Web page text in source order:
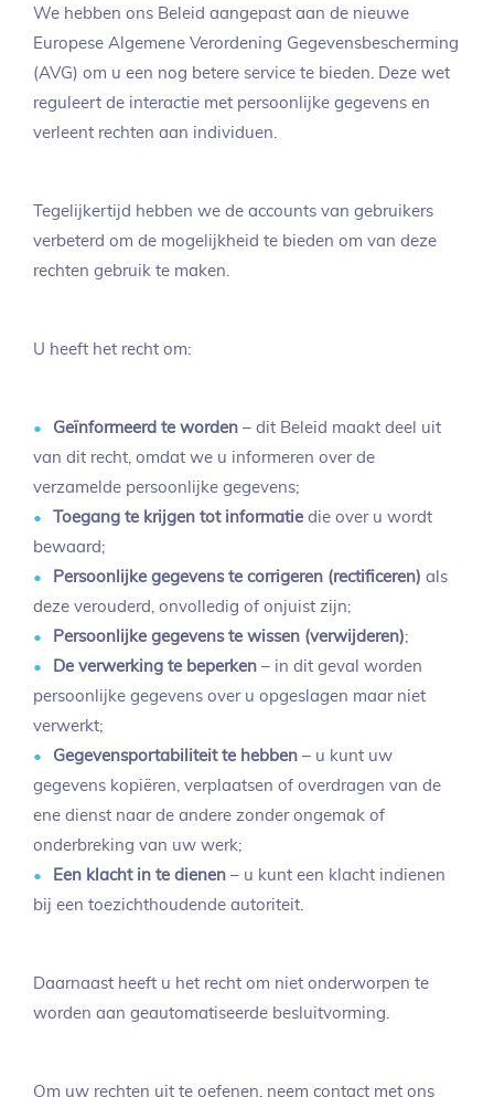
We hebben ons Beleid aangepast aan de nieuwe
Europese Algemene Verordening Gegevensbescherming
(AVG) om u een nog betere service te bieden. Deze wet
reguleert de interactie met persoonlijke gegevens en
verleent rechten aan individuen.
Tegelijkertijd hebben we de accounts van gebruikers
verbeterd om de mogelijkheid te bieden om van deze
rechten gebruik te maken.
U heeft het recht om:
Geïnformeerd te worden – dit Beleid maakt deel uit
van dit recht, omdat we u informeren over de
verzamelde persoonlijke gegevens;
Toegang te krijgen tot informatie die over u wordt
bewaard;
Persoonlijke gegevens te corrigeren (rectificeren) als
deze verouderd, onvolledig of onjuist zijn;
Persoonlijke gegevens te wissen (verwijderen);
De verwerking te beperken – in dit geval worden
persoonlijke gegevens over u opgeslagen maar niet
verwerkt;
Gegevensportabiliteit te hebben – u kunt uw
gegevens kopiëren, verplaatsen of overdragen van de
ene dienst naar de andere zonder ongemak of
onderbreking van uw werk;
Een klacht in te dienen – u kunt een klacht indienen
bij een toezichthoudende autoriteit.
Daarnaast heeft u het recht om niet onderworpen te
worden aan geautomatiseerde besluitvorming.
Om uw rechten uit te oefenen, neem contact met ons